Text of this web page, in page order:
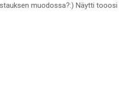
muodossa?:) Näytti tooosi